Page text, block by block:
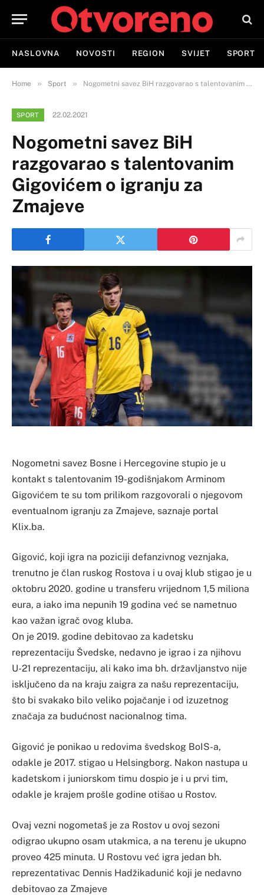
NASLOVNA NOVOSTI REGION SVIJET SPORT
Home » Sport » Nogometni savez BiH razgovarao s talentovanim Gigovićem o igranju za Zmajeve
SPORT 22.02.2021
Nogometni savez BiH
razgovarao s talentovanim
Gigovićem o igranju za
Zmajeve
Nogometni savez Bosne i Hercegovine stupio je u
kontakt s talentovanim 19-godišnjakom Arminom
Gigovićem te su tom prilikom razgovorali o njegovom
eventualnom igranju za Zmajeve, saznaje portal
Klix.ba.
Gigović, koji igra na poziciji defanzivnog veznjaka,
trenutno je član ruskog Rostova i u ovaj klub stigao je u
oktobru 2020. godine u transferu vrijednom 1,5 miliona
eura, a iako ima nepunih 19 godina već se nametnuo
kao važan igrač ovog kluba.
On je 2019. godine debitovao za kadetsku
reprezentaciju Švedske, nedavno je igrao i za njihovu
U-21 reprezentaciju, ali kako ima bh. državljanstvo nije
isključeno da na kraju zaigra za našu reprezentaciju,
što bi svakako bilo veliko pojačanje i od izuzetnog
značaja za budućnost nacionalnog tima.
Gigović je ponikao u redovima švedskog BoIS-a,
odakle je 2017. stigao u Helsingborg. Nakon nastupa u
kadetskom i juniorskom timu dospio je i u prvi tim,
odakle je krajem prošle godine otišao u Rostov.
Ovaj vezni nogometaš je za Rostov u ovoj sezoni
odigrao ukupno osam utakmica, a na terenu je ukupno
proveo 425 minuta. U Rostovu već igra jedan bh.
reprezentativac Dennis Hadžikadunić koji je nedavno
debitovao za Zmajeve